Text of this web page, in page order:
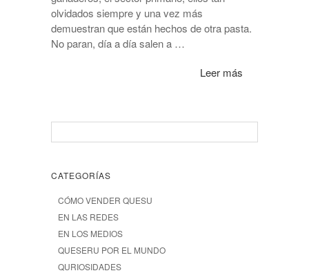
olvidados siempre y una vez más
demuestran que están hechos de otra pasta.
No paran, día a día salen a …
Leer más
CATEGORÍAS
CÓMO VENDER QUESU
EN LAS REDES
EN LOS MEDIOS
QUESERU POR EL MUNDO
QURIOSIDADES